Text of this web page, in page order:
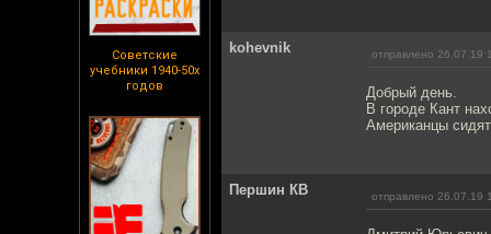
Советские
учебники 1940-50х
годов
kohevnik отправлено 26.07.19
Добрый день.
В городе Кант
Американцы
Першин КВ отправлено 26.07.19